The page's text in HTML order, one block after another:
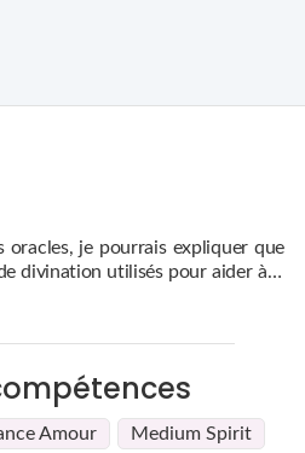
oracles, je pourrais expliquer que
divination utilisés pour aider à la
des situations ou pour
cartes ou d'objets symboliques
d'oracle possède ses propres
Amour Medium Spirit